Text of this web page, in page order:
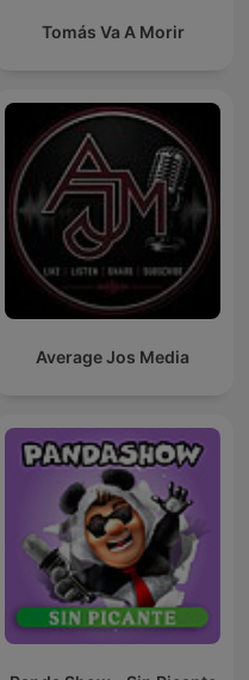
Tomás Va A Morir
Average Jos Media